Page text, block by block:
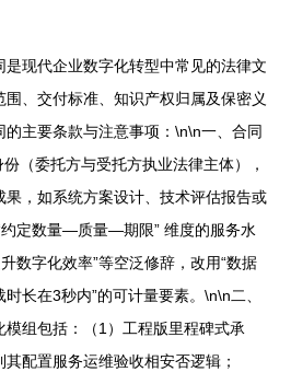
现代企业数字化转型中常见的法律文
、交付标准、知识产权归属及保密义
主要条款与注意事项：\n\n一、合同
（委托方与受托方执业法律主体），
，如系统方案设计、技术评估报告或
定数量—质量—期限” 维度的服务水
数字化效率”等空泛修辞，改用“数据
长在3秒内”的可计量要素。\n\n二、
组包括：（1）工程版里程碑式承
配置服务运维验收相安否逻辑；